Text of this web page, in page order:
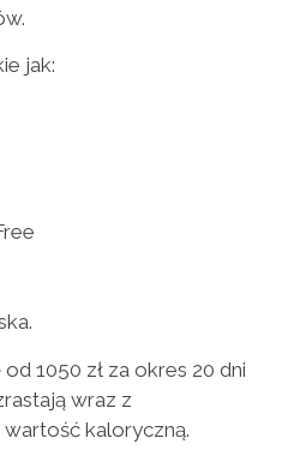
jak:
1050 zł za okres 20 dni
wraz z
kaloryczną.